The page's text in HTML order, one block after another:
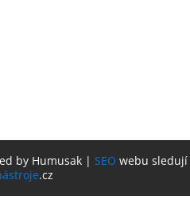
by Humusak | SEO webu sledují
.cz